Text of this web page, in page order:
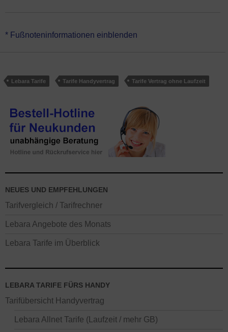
*Lebara Allnet 50 GB Flex hat keine Vertragslaufzeit (monatlich
* Fußnoteninformationen einblenden
Lebara Tarife Tarife Handyvertrag Tarife Vertrag ohne Laufzeit
NEUES UND EMPFEHLUNGEN
Tarifvergleich / Tarifrechner
Lebara Angebote des Monats
Lebara Tarife im Überblick
LEBARA TARIFE FÜRS HANDY
Tarifübersicht Handyvertrag
Lebara Allnet Tarife (Laufzeit / mehr GB)